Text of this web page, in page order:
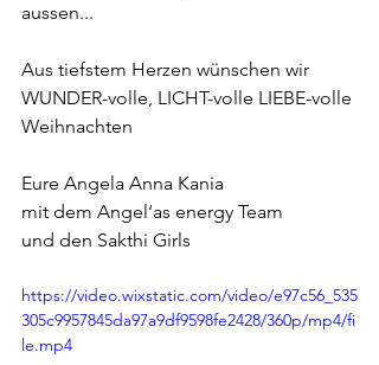
aussen...
Aus tiefstem Herzen wünschen wir
WUNDER-volle, LICHT-volle LIEBE-volle
Weihnachten
Eure Angela Anna Kania
mit dem Angel‘as energy Team
und den Sakthi Girls
https://video.wixstatic.com/video/e97c56_535
305c9957845da97a9df9598fe2428/360p/mp4/fi
le.mp4